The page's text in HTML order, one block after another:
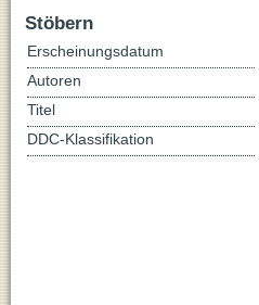
Stöbern
Erscheinungsdatum
Autoren
Titel
DDC-Klassifikation